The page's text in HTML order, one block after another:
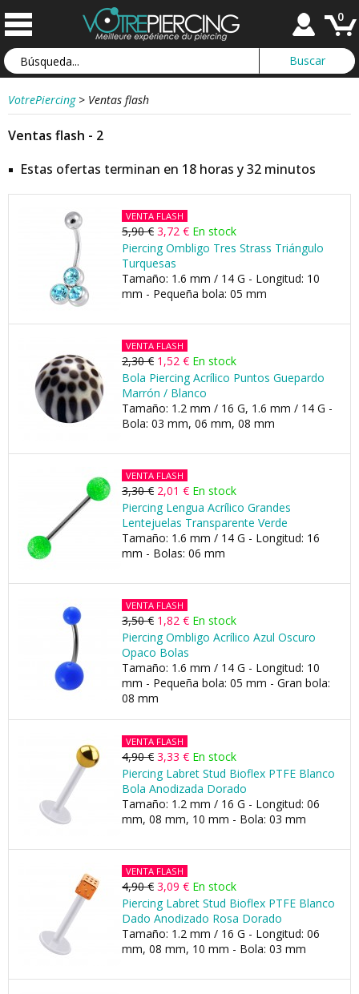
0
VotrePiercing > Ventas flash
Ventas flash - 2
Estas ofertas terminan en 18 horas y 32 minutos
VENTA FLASH
5,90 € 3,72 € En stock
Piercing Ombligo Tres Strass Triángulo
Turquesas
Tamaño: 1.6 mm / 14 G - Longitud: 10
mm - Pequeña bola: 05 mm
VENTA FLASH
2,30 € 1,52 € En stock
Bola Piercing Acrílico Puntos Guepardo
Marrón / Blanco
Tamaño: 1.2 mm / 16 G, 1.6 mm / 14 G -
Bola: 03 mm, 06 mm, 08 mm
VENTA FLASH
3,30 € 2,01 € En stock
Piercing Lengua Acrílico Grandes
Lentejuelas Transparente Verde
Tamaño: 1.6 mm / 14 G - Longitud: 16
mm - Bolas: 06 mm
VENTA FLASH
3,50 € 1,82 € En stock
Piercing Ombligo Acrílico Azul Oscuro
Opaco Bolas
Tamaño: 1.6 mm / 14 G - Longitud: 10
mm - Pequeña bola: 05 mm - Gran bola:
08 mm
VENTA FLASH
4,90 € 3,33 € En stock
Piercing Labret Stud Bioflex PTFE Blanco
Bola Anodizada Dorado
Tamaño: 1.2 mm / 16 G - Longitud: 06
mm, 08 mm, 10 mm - Bola: 03 mm
VENTA FLASH
4,90 € 3,09 € En stock
Piercing Labret Stud Bioflex PTFE Blanco
Dado Anodizado Rosa Dorado
Tamaño: 1.2 mm / 16 G - Longitud: 06
mm, 08 mm, 10 mm - Bola: 03 mm